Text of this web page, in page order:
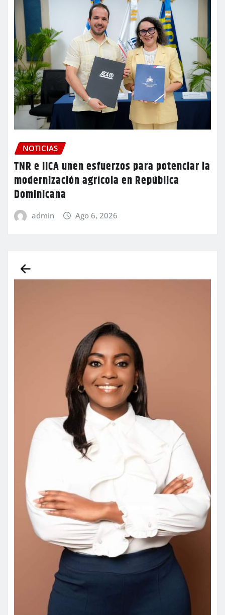
NOTICIAS
TNR e IICA unen esfuerzos para potenciar la
modernización agrícola en República
Dominicana
admin Ago 6, 2026